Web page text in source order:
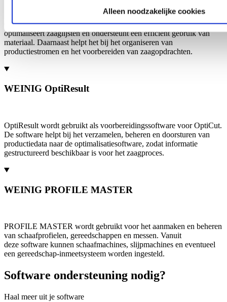
Alleen noodzakelijke cookies
OptiCut is software voor zaagoptimalisatie. De software
optimaliseert zaaglijsten en ondersteunt een efficiënt gebruik van
materiaal. Daarnaast helpt het bij het organiseren van
productiestromen en het voorbereiden van zaagopdrachten.
WEINIG OptiResult
OptiResult wordt gebruikt als voorbereidingssoftware voor OptiCut.
De software helpt bij het verzamelen, beheren en doorsturen van
productiedata naar de optimalisatiesoftware, zodat informatie
gestructureerd beschikbaar is voor het zaagproces.
WEINIG PROFILE MASTER
PROFILE MASTER wordt gebruikt voor het aanmaken en beheren
van schaafprofielen, gereedschappen en messen. Vanuit
deze software kunnen schaafmachines, slijpmachines en eventueel
een gereedschap-inmeetsysteem worden ingesteld.
Software ondersteuning nodig?
Haal meer uit je software